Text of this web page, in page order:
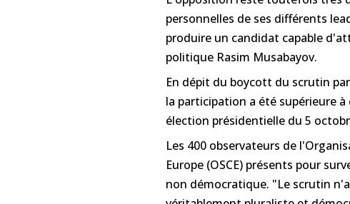
personnelles de ses différents
produire un candidat capable
politique Rasim Musabayov.
En dépit du boycott du scrutin
la participation a été supérieure
élection présidentielle du 5
Les 400 observateurs de
Europe (OSCE) présents pour
non démocratique. "Le scrutin